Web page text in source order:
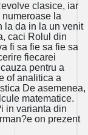
clasice, iar
la
la da in la un venit
caci Rolul din
fi sa fie sa fie sa
fiecarei
pentru a
of analitica a
De asemenea,
matematice.
in varianta din
on prezent